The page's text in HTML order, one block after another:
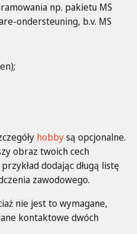
np. pakietu MS
ondersteuning, b.v. MS
hobbysą opcjonalne.
obraz twoich cech
dodając długą listę
zawodowego.
nie jest to wymagane,
kontaktowe dwóch